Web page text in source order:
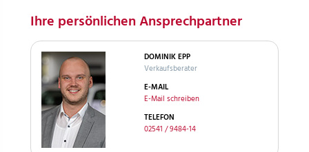
Ihre persönlichen Ansprechpartner
DOMINIK EPP
Verkaufsberater
E-MAIL
E-Mail schreiben
TELEFON
02541 / 9484-14